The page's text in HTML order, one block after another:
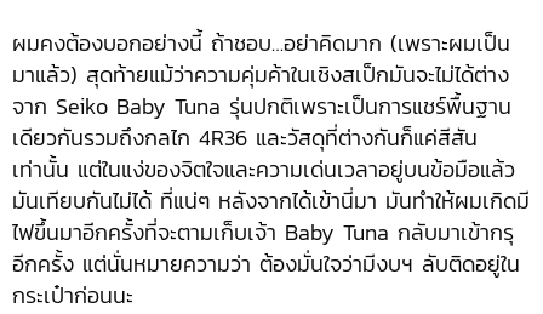
ผมคงต้องบอกอย่างนี้ ถ้าชอบ…อย่าคิดมาก (เพราะผมเป็น
มาแล้ว) สุดท้ายแม้ว่าความคุ่มค้าในเชิงสเป็กมันจะไม่ได้ต่าง
จาก Seiko Baby Tuna รุ่นปกติเพราะเป็นการแชร์พื้นฐาน
เดียวกันรวมถึงกลไก 4R36 และวัสดุที่ต่างกันก็แค่สีสัน
เท่านั้น แต่ในแง่ของจิตใจและความเด่นเวลาอยู่บนข้อมือแล้ว
มันเทียบกันไม่ได้ ที่แน่ๆ หลังจากได้เข้านี่มา มันทำให้ผมเกิดมี
ไฟขึ้นมาอีกครั้งที่จะตามเก็บเจ้า Baby Tuna กลับมาเข้ากรุ
อีกครั้ง แต่นั่นหมายความว่า ต้องมั่นใจว่ามีงบฯ ลับติดอยู่ใน
กระเป๋าก่อนนะ